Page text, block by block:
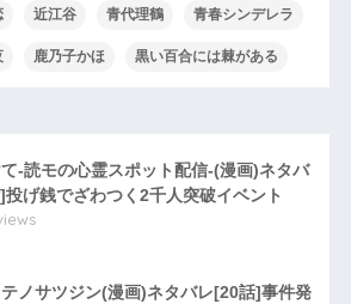
近江谷 青代理鶴 青春シンデレラ
鹿乃子かほ 黒い百合には棘がある
-読モの心霊スポット配信-(漫画)ネタバ
投げ銭でざわつく2千人突破イベント
ノサツジン(漫画)ネタバレ[20話]事件発